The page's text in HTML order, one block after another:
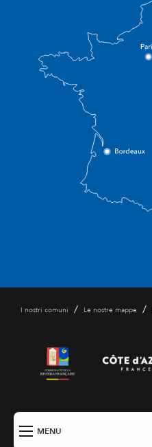
MENU
I nostri comuni / Le nostre mappe /